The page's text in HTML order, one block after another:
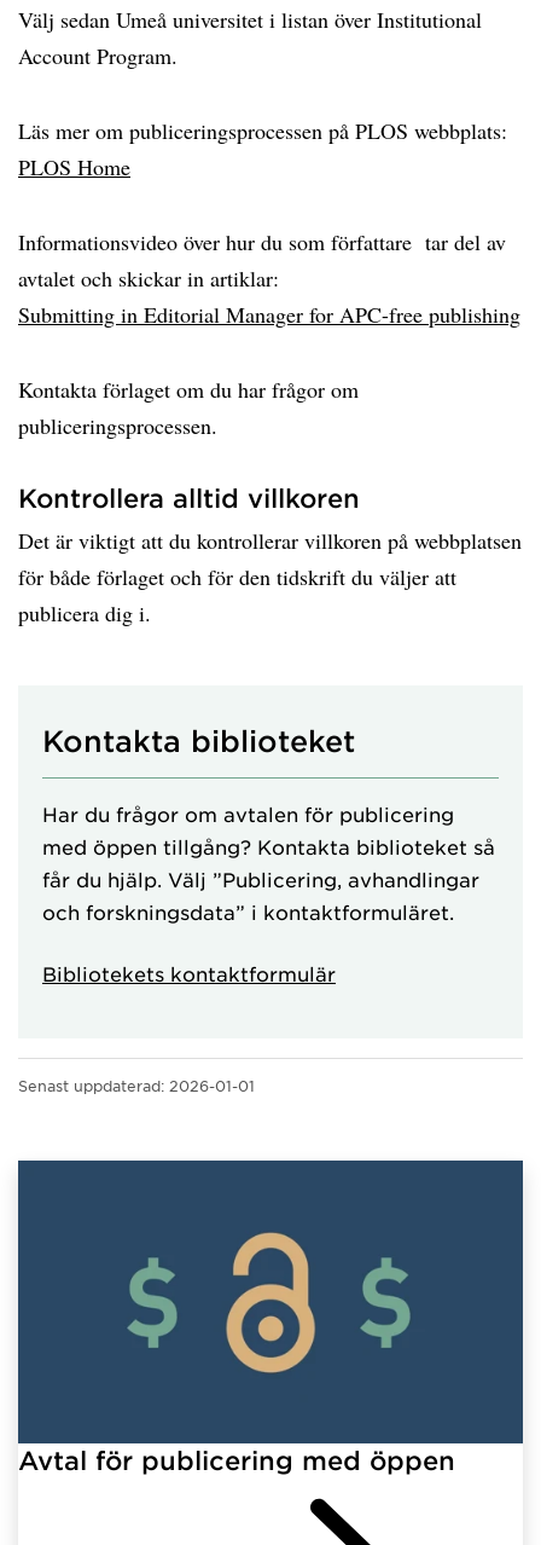
Välj sedan Umeå universitet i listan över Institutional
Account Program.
Läs mer om publiceringsprocessen på PLOS webbplats:
PLOS Home
Informationsvideo över hur du som författare tar del av
avtalet och skickar in artiklar:
Submitting in Editorial Manager for APC-free publishing
Kontakta förlaget om du har frågor om
publiceringsprocessen.
Kontrollera alltid villkoren
Det är viktigt att du kontrollerar villkoren på webbplatsen
för både förlaget och för den tidskrift du väljer att
publicera dig i.
Kontakta biblioteket
Har du frågor om avtalen för publicering
med öppen tillgång? Kontakta biblioteket så
får du hjälp. Välj ”Publicering, avhandlingar
och forskningsdata” i kontaktformuläret.
Bibliotekets kontaktformulär
Senast uppdaterad: 2026-01-01
Avtal för publicering med öppen